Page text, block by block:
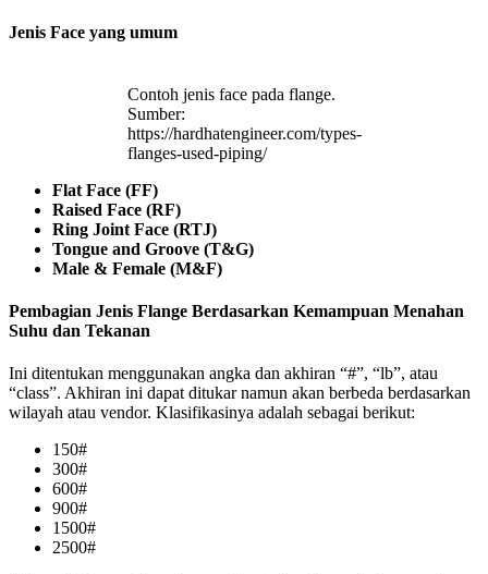
Jenis Face yang umum
Contoh jenis face pada flange.
Sumber:
https://hardhatengineer.com/types-
flanges-used-piping/
Flat Face (FF)
Raised Face (RF)
Ring Joint Face (RTJ)
Tongue and Groove (T&G)
Male & Female (M&F)
Pembagian Jenis Flange Berdasarkan Kemampuan Menahan
Suhu dan Tekanan
Ini ditentukan menggunakan angka dan akhiran “#”, “lb”, atau
“class”. Akhiran ini dapat ditukar namun akan berbeda berdasarkan
wilayah atau vendor. Klasifikasinya adalah sebagai berikut:
150#
300#
600#
900#
1500#
2500#